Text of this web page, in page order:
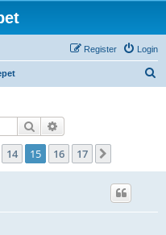
Login
Register
Search
14 15 16 17